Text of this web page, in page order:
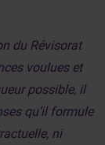
du Révisorat
voulues et
possible, il
qu’il formule
ni